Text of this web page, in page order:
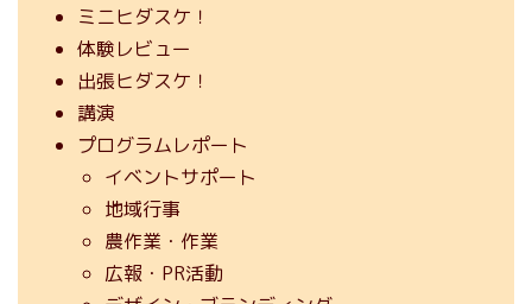
ミニヒダスケ！
体験レビュー
出張ヒダスケ！
講演
プログラムレポート
イベントサポート
地域行事
農作業・作業
広報・PR活動